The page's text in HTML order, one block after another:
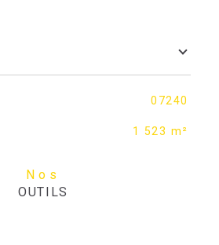
07240
1 523 m²
Nos
OUTILS